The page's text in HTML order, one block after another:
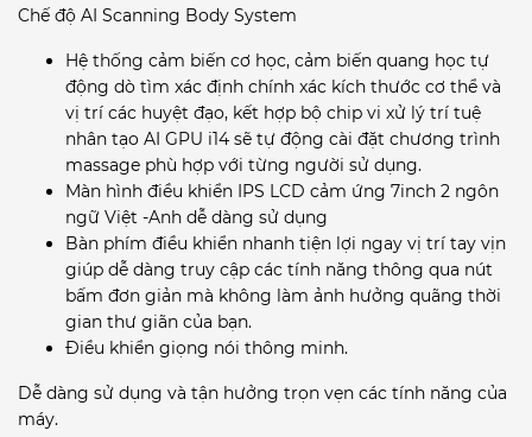
Chế độ AI Scanning Body System
Hệ thống cảm biến cơ học, cảm biến quang học tự
động dò tìm xác định chính xác kích thước cơ thể và
vị trí các huyệt đạo, kết hợp bộ chip vi xử lý trí tuệ
nhân tạo AI GPU i14 sẽ tự động cài đặt chương trình
massage phù hợp với từng người sử dụng.
Màn hình điều khiển IPS LCD cảm ứng 7inch 2 ngôn
ngữ Việt -Anh dễ dàng sử dụng
Bàn phím điều khiển nhanh tiện lợi ngay vị trí tay vịn
giúp dễ dàng truy cập các tính năng thông qua nút
bấm đơn giản mà không làm ảnh hưởng quãng thời
gian thư giãn của bạn.
Điều khiển giọng nói thông minh.
Dễ dàng sử dụng và tận hưởng trọn vẹn các tính năng của
máy.